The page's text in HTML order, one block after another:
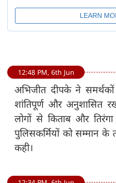
12:48 PM, 6th Jun
अभिजीत दीपके ने
शांतिपूर्ण और अनुशासित
लोगों से किताब और
पुलिसकर्मियों को सम्मान
कही।